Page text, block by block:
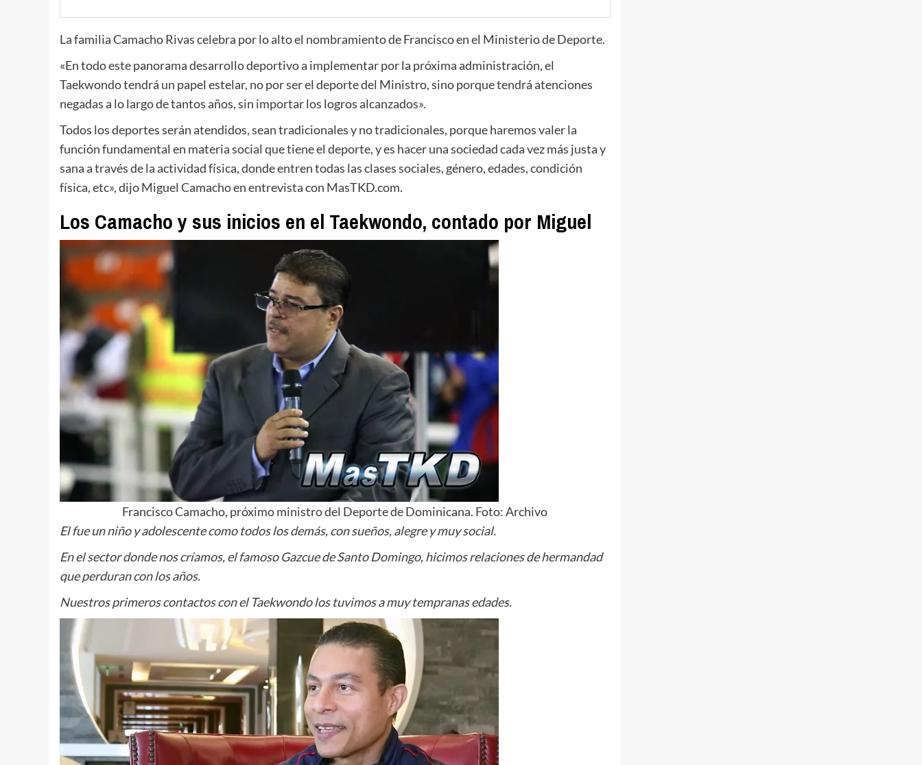
La familia Camacho Rivas celebra por lo alto el nombramiento de Francisco en el Ministerio de Deporte.
«En todo este panorama desarrollo deportivo a implementar por la próxima administración, el
Taekwondo tendrá un papel estelar, no por ser el deporte del Ministro, sino porque tendrá atenciones
negadas a lo largo de tantos años, sin importar los logros alcanzados».
Todos los deportes serán atendidos, sean tradicionales y no tradicionales, porque haremos valer la
función fundamental en materia social que tiene el deporte, y es hacer una sociedad cada vez más justa y
sana a través de la actividad física, donde entren todas las clases sociales, género, edades, condición
física, etc», dijo Miguel Camacho en entrevista con MasTKD.com.
Los Camacho y sus inicios en el Taekwondo, contado por Miguel
Francisco Camacho, próximo ministro del Deporte de Dominicana. Foto: Archivo
El fue un niño y adolescente como todos los demás, con sueños, alegre y muy social.
En el sector donde nos críamos, el famoso Gazcue de Santo Domingo, hicimos relaciones de hermandad
que perduran con los años.
Nuestros primeros contactos con el Taekwondo los tuvimos a muy tempranas edades.